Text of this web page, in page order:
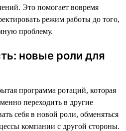
Это помогает вовремя
режим работы до того,
проблему.
новые роли для
программа ротаций, которая
переходить в другие
себя в новой роли, обменяться
компании с другой стороны.